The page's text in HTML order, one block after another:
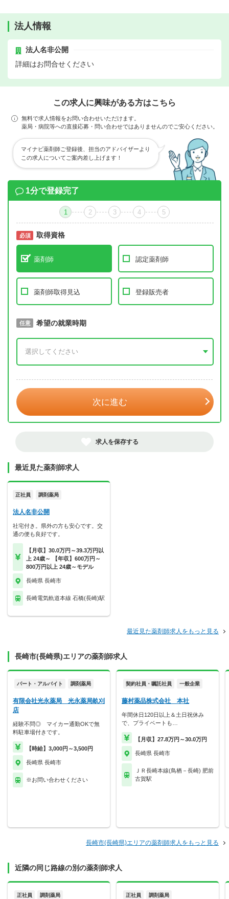
法人情報
法人名非公開
詳細はお問合せください
この求人に興味がある方はこちら
無料で求人情報をお問い合わせいただけます。
薬局・病院等への直接応募・問い合わせではありませんのでご安心ください。
マイナビ薬剤師ご登録後、担当のアドバイザーより
この求人についてご案内差し上げます！
1分で登録完了
1 2 3 4 5
必須 取得資格
薬剤師 認定薬剤師
薬剤師取得見込 登録販売者
必須 取得予定年
任意 希望の就業時期
次に進む
求人を保存する
最近見た薬剤師求人
正社員 調剤薬局
法人名非公開
社宅付き。県外の方も安心です。交
通の便も良好です。
【月収】30.0万円～39.3万円以
上 24歳～ 【年収】600万円～
800万円以上 24歳～モデル
長崎県 長崎市
長崎電気軌道本線 石橋(長崎)駅
最近見た薬剤師求人をもっと見る
長崎市(長崎県)エリアの薬剤師求人
パート・アルバイト 調剤薬局
有限会社光永薬局 光永薬局畝刈
店
経験不問◎ マイカー通勤OKで無
料駐車場付きです。
【時給】3,000円～3,500円
長崎県 長崎市
※お問い合わせください
契約社員・嘱託社員 一般企業
藤村薬品株式会社 本社
年間休日120日以上＆土日祝休み
で、プライベートも…
【月収】27.8万円～30.0万円
長崎県 長崎市
ＪＲ長崎本線(鳥栖－長崎) 肥前
古賀駅
長崎市(長崎県)エリアの薬剤師求人をもっと見る
近隣の同じ路線の別の薬剤師求人
正社員 調剤薬局 正社員 調剤薬局